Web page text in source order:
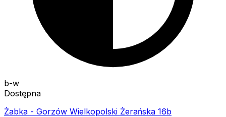
b-w
Dostępna
Żabka - Gorzów Wielkopolski Żerańska 16b